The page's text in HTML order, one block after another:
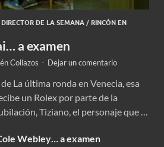
DIRECTOR DE LA SEMANA / RINCÓN EN
a examen
Collazos - Dejar un comentario
La última ronda en Venecia, esa
un Rolex por parte de la
Tiziano, el personaje que …
Webley… a examen